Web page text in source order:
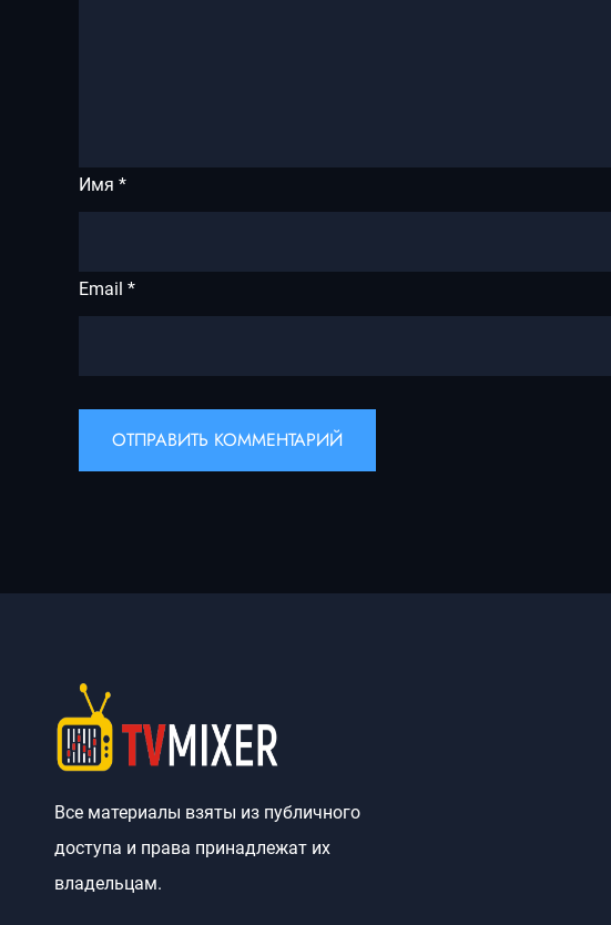
Имя*
Email*
Все материалы взяты из публичного
доступа и права принадлежат их
владельцам.